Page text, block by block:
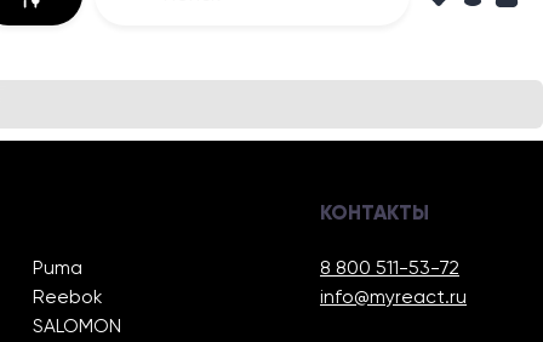
Puma
Reebok
SALOMON
КОНТАКТЫ
8 800 511-53-72
info@myreact.ru